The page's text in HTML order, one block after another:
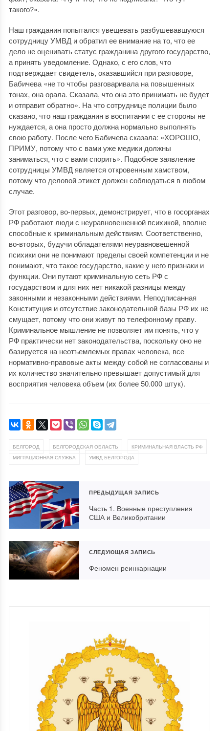
такого?».
Наш гражданин попытался увещевать разбушевавшуюся
сотрудницу УМВД и обратил ее внимание на то, что ее
дело не оценивать статус гражданина другого государство,
а принять уведомление. Однако, с его слов, что
подтверждает свидетель, оказавшийся при разговоре,
Бабичева «не то чтобы разговаривала на повышенных
тонах, она орала. Сказала, что она это принимать не будет
и отправит обратно». На что сотруднице полиции было
сказано, что наш гражданин в воспитании с ее стороны не
нуждается, а она просто должна нормально выполнять
свою работу. После чего Бабичева сказала: «ХОРОШО,
ПРИМУ, потому что с вами уже медики должны
заниматься, что с вами спорить». Подобное заявление
сотрудницы УМВД является откровенным хамством,
потому что деловой этикет должен соблюдаться в любом
случае.
Этот разговор, во-первых, демонстрирует, что в госорганах
РФ работают люди с неуравновешенной психикой, вполне
способные к криминальным действиям. Соответственно,
во-вторых, будучи обладателями неуравновешенной
психики они не понимают пределы своей компетенции и не
понимают, что такое государство, какие у него признаки и
функции. Они путают криминальную сеть РФ с
государством и для них нет никакой разницы между
законными и незаконными действиями. Неподписанная
Конституция и отсутствие законодательной базы РФ их не
смущает, потому что они живут по телефонному праву.
Криминальное мышление не позволяет им понять, что у
РФ практически нет законодательства, поскольку оно не
базируется на неотъемлемых правах человека, все
нормативно-правовые акты между собой не согласованы и
их количество значительно превышает допустимый для
восприятия человека объем (их более 50.000 штук).
БЕЛГОРОД БЕЛГОРОДСКАЯ ОБЛАСТЬ КРИМИНАЛЬНАЯ ВЛАСТЬ РФ
МИГРАЦИОННАЯ СЛУЖБА УМВД БЕЛГОРОДА
ПРЕДЫДУЩАЯ ЗАПИСЬ
Часть 1. Военные преступления
США и Великобритании
СЛЕДУЮЩАЯ ЗАПИСЬ
Феномен реинкарнации